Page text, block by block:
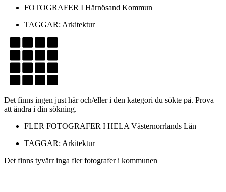
FOTOGRAFER I Härnösand Kommun
TAGGAR: Arkitektur
Det finns ingen just här och/eller i den kategori du sökte på. Prova
att ändra i din sökning.
FLER FOTOGRAFER I HELA Västernorrlands Län
TAGGAR: Arkitektur
Det finns tyvärr inga fler fotografer i kommunen